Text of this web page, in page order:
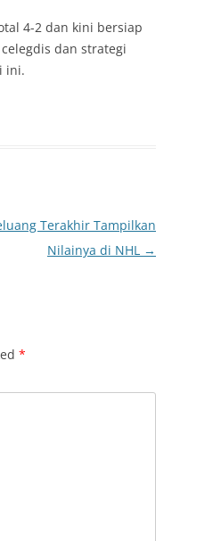
4-2 dan kini bersiap
dan strategi
ini.
Terakhir Tampilkan
Nilainya di NHL →
*